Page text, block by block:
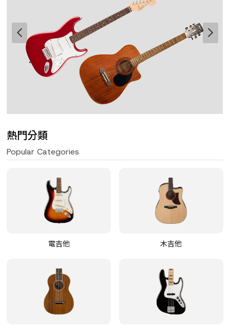
熱門分類
Popular Categories
電吉他 木吉他